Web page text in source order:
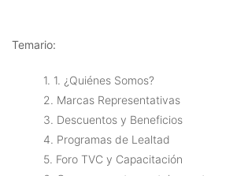
Temario:
1. 1. ¿Quiénes Somos?
2. Marcas Representativas
3. Descuentos y Beneficios
4. Programas de Lealtad
5. Foro TVC y Capacitación